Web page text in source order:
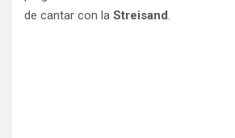
de cantar con la Streisand.